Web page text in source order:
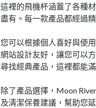
這裡的飛機杯涵蓋了各種
盡有。每一款產品都經過
您可以根據個人喜好與使
網站設計友好，讓您可以
尋找經典產品，這裡都能
除了產品選擇，Moon
及清潔保養建議，幫助您